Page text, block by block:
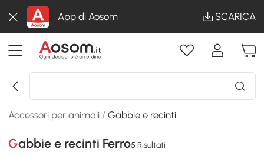
App di Aosom SCARICA
Accessori per animali /Gabbie e recinti
Gabbie e recinti Ferro5 Risultati